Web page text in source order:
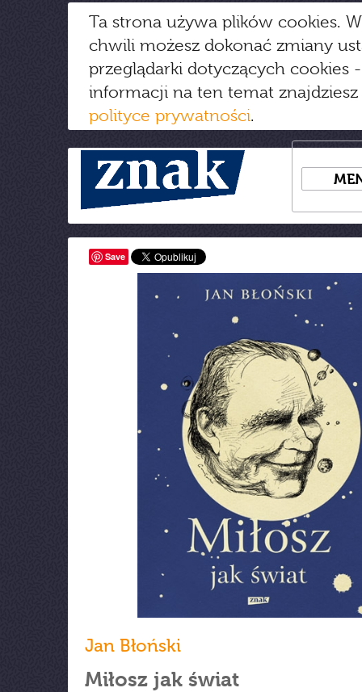
Ta strona używa plików cookies.
chwili możesz dokonać zmiany
przeglądarki dotyczących cookies
informacji na ten temat
polityce prywatności.
Save
Jan Błoński
Miłosz jak świat